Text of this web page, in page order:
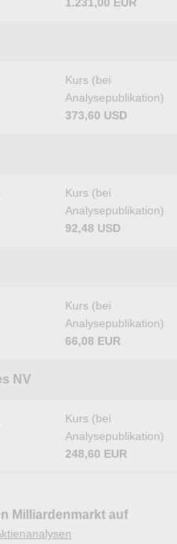
Kurs (bei
Analysepublikation)
373,60 USD
Kurs (bei
Analysepublikation)
92,48 USD
Kurs (bei
Analysepublikation)
66,08 EUR
NV
Kurs (bei
Analysepublikation)
248,60 EUR
Milliardenmarkt auf